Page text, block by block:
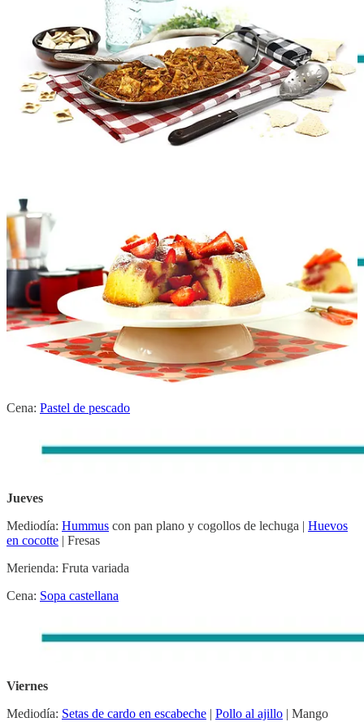
Cena: Tortilla francesa
Martes
Cena:Batatas asadas
Miércoles
Mediodía: Sopa de fideos concaldo de gallina|Berenjenas
parmesana| Kiwi
Cena: Pastel de pescado
Jueves
Mediodía: Hummus con pan plano y cogollos de lechuga | Huevos
en cocotte | Fresas
Merienda: Fruta variada
Cena: Sopa castellana
Viernes
Mediodía: Setas de cardo en escabeche | Pollo al ajillo | Mango